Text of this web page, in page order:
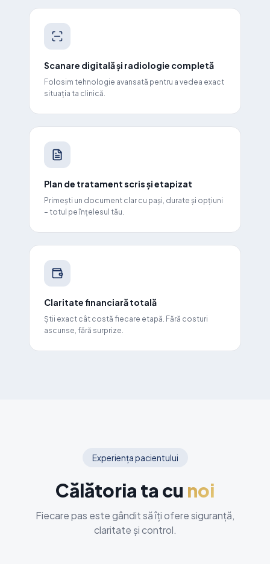
Scanare digitală și radiologie completă
Folosim tehnologie avansată pentru a vedea exact
situația ta clinică.
Plan de tratament scris și etapizat
Primești un document clar cu pași, durate și opțiuni
– totul pe înțelesul tău.
Claritate financiară totală
Știi exact cât costă fiecare etapă. Fără costuri
ascunse, fără surprize.
Experiența pacientului
Călătoria ta cu noi
Fiecare pas este gândit să îți ofere siguranță,
claritate și control.